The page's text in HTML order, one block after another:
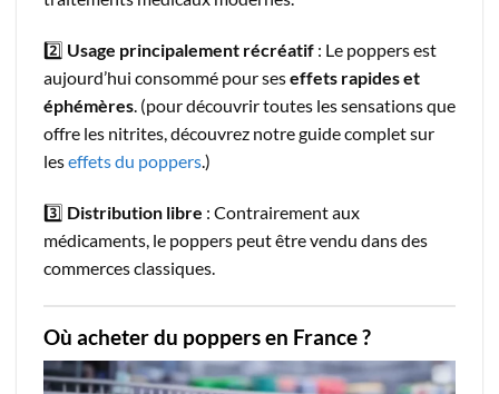
2️⃣ Usage principalement récréatif : Le poppers est
aujourd’hui consommé pour seseffets rapides et
éphémères. (pour découvrir toutes les sensations que
offre les nitrites, découvrez notre guide complet sur
leseffets du poppers.)
3️⃣ Distribution libre : Contrairement aux
médicaments, le poppers peut être vendu dans des
commerces classiques.
Où acheter du poppers en France ?